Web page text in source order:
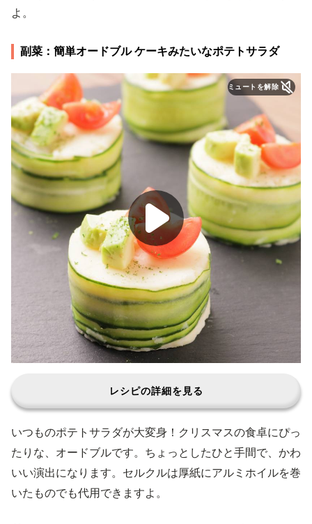
よ。
副菜：簡単オードブル ケーキみたいなポテトサラダ
ミュートを解除
レシピの詳細を見る
いつものポテトサラダが大変身！クリスマスの食卓にぴっ
たりな、オードブルです。ちょっとしたひと手間で、かわ
いい演出になります。セルクルは厚紙にアルミホイルを巻
いたものでも代用できますよ。